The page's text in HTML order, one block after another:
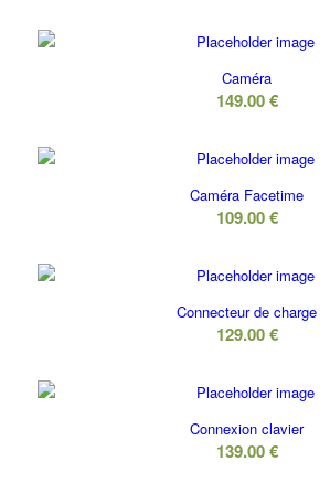
Caméra
149.00€
Caméra Facetime
109.00€
Connecteur de charge
129.00€
Connexion clavier
139.00€